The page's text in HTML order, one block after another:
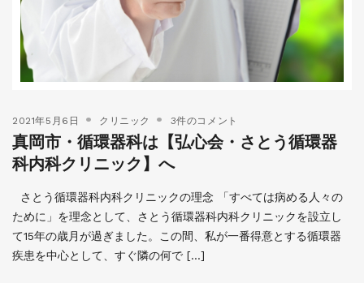
2021年5月6日 クリニック 3件のコメント
真岡市・循環器科は【弘心会・さとう循環器
科内科クリニック】へ
さとう循環器科内科クリニックの理念 「すべては病める人々の
ために」を理念として、さとう循環器科内科クリニックを設立し
て15年の歳月が過ぎました。この間、私が一番得意とする循環器
疾患を中心として、すぐ隣の何で […]